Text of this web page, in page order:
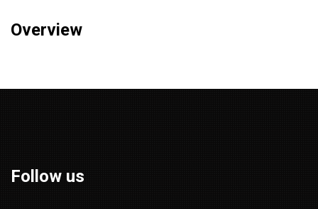
Overview
Follow us